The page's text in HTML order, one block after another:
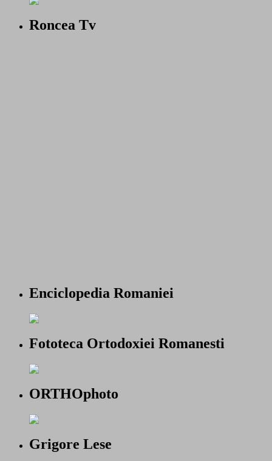
Roncea Tv
Enciclopedia Romaniei
Fototeca Ortodoxiei Romanesti
ORTHOphoto
Grigore Lese